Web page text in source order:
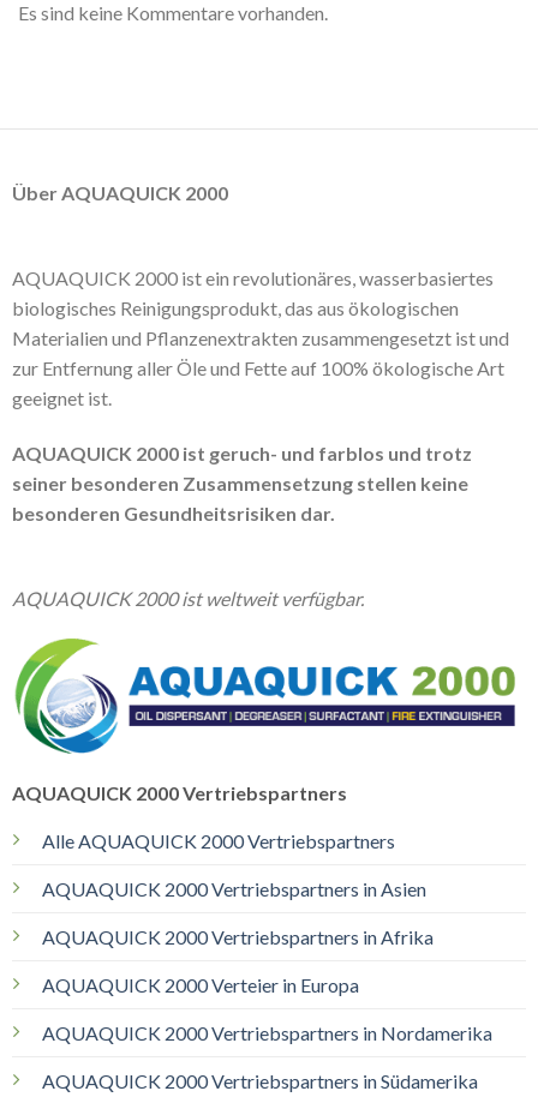
Es sind keine Kommentare vorhanden.
Über AQUAQUICK 2000
AQUAQUICK 2000 ist ein revolutionäres, wasserbasiertes
biologisches Reinigungsprodukt, das aus ökologischen
Materialien und Pflanzenextrakten zusammengesetzt ist und
zur Entfernung aller Öle und Fette auf 100% ökologische Art
geeignet ist.
AQUAQUICK 2000 ist geruch- und farblos und trotz
seiner besonderen Zusammensetzung stellen keine
besonderen Gesundheitsrisiken dar.
AQUAQUICK 2000 ist weltweit verfügbar.
AQUAQUICK 2000 Vertriebspartners
Alle AQUAQUICK 2000 Vertriebspartners
AQUAQUICK 2000 Vertriebspartners in Asien
AQUAQUICK 2000 Vertriebspartners in Afrika
AQUAQUICK 2000 Verteier in Europa
AQUAQUICK 2000 Vertriebspartners in Nordamerika
AQUAQUICK 2000 Vertriebspartners in Südamerika